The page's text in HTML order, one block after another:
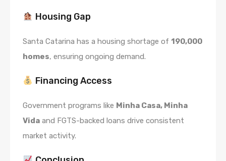
Housing Gap
Santa Catarina has a housing shortage of 190,000
homes, ensuring ongoing demand.
Financing Access
Government programs like Minha Casa, Minha
Vida and FGTS-backed loans drive consistent
market activity.